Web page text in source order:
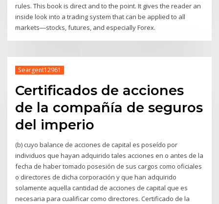
rules. This book is direct and to the point. It gives the reader an
inside look into a trading system that can be applied to all
markets―stocks, futures, and especially Forex.
Seargent12961
Certificados de acciones
de la compañía de seguros
del imperio
(b) cuyo balance de acciones de capital es poseído por
individuos que hayan adquirido tales acciones en o antes de la
fecha de haber tomado posesión de sus cargos como oficiales
o directores de dicha corporación y que han adquirido
solamente aquella cantidad de acciones de capital que es
necesaria para cualificar como directores. Certificado de la